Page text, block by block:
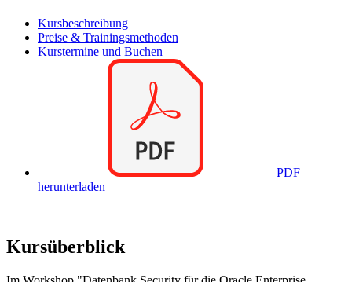
Kursbeschreibung
Preise & Trainingsmethoden
Kurstermine und Buchen
PDF
herunterladen
Kursüberblick